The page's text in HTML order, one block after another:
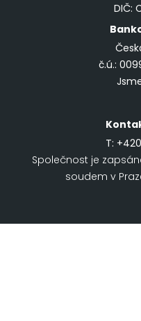
DIČ:
č.ú.:
T:
Společnost je
soudem v